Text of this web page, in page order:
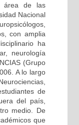
área de las
Nacional
con amplia
ha
neurología
(Grupo
A lo largo
de
del país,
medio. De
que